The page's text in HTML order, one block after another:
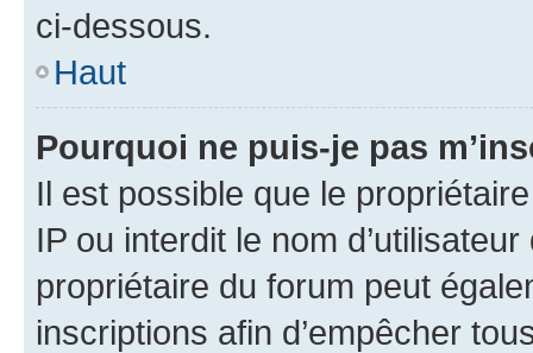
ci-dessous.
Haut
Pourquoi ne puis-je pas
Il est possible que le
IP ou interdit le nom
propriétaire du forum peut
inscriptions afin d’empêcher